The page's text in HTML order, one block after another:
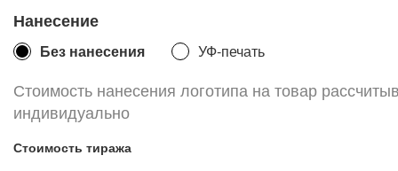
Нанесение
Без нанесения УФ-печать
Стоимость нанесения логотипа на товар
индивидуально
Стоимость тиража